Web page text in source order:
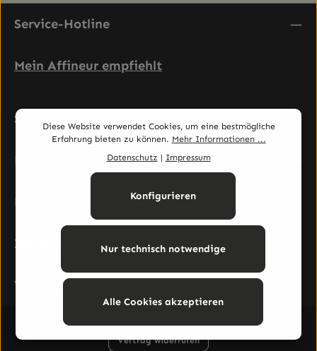
Service-Hotline
Mein Affineur empfiehlt
Service & Informationen
Rechtliches
Newsletter abonnieren
Zahlungsarten
Versandarten
Vertrag widerrufen
Diese Website verwendet Cookies, um eine bestmögliche
Erfahrung bieten zu können. Mehr Informationen ...
Datenschutz | Impressum
Nur technisch notwendige
Konfigurieren
Alle Cookies akzeptieren